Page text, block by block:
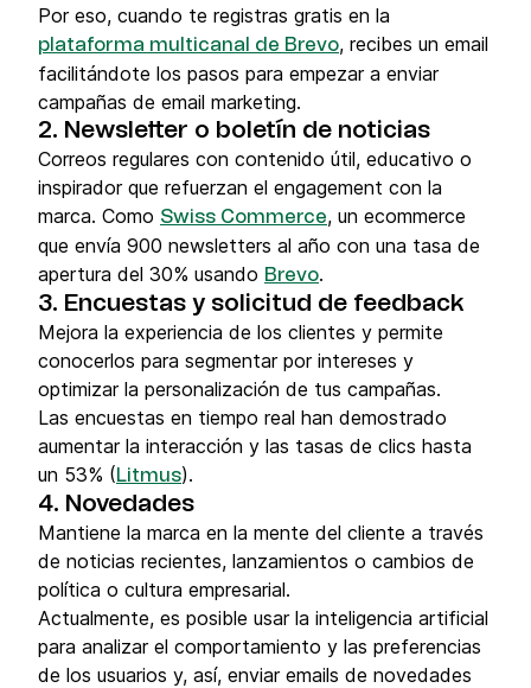
Por eso, cuando te registras gratis en la
plataforma multicanal de Brevo, recibes un email
facilitándote los pasos para empezar a enviar
campañas de email marketing.
2. Newsletter o boletín de noticias
Correos regulares con contenido útil, educativo o
inspirador que refuerzan el engagement con la
marca. Como Swiss Commerce, un ecommerce
que envía 900 newsletters al año con una tasa de
apertura del 30% usando Brevo.
3. Encuestas y solicitud de feedback
Mejora la experiencia de los clientes y permite
conocerlos para segmentar por intereses y
optimizar la personalización de tus campañas.
Las encuestas en tiempo real han demostrado
aumentar la interacción y las tasas de clics hasta
un 53% (Litmus).
4. Novedades
Mantiene la marca en la mente del cliente a través
de noticias recientes, lanzamientos o cambios de
política o cultura empresarial.
Actualmente, es posible usar la inteligencia artificial
para analizar el comportamiento y las preferencias
de los usuarios y, así, enviar emails de novedades